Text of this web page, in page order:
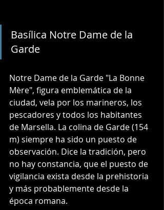
Basílica Notre Dame de la
Garde
Notre Dame de la Garde "La Bonne
Mère", figura emblemática de la
ciudad, vela por los marineros, los
pescadores y todos los habitantes
de Marsella. La colina de Garde (154
m) siempre ha sido un puesto de
observación. Dice la tradición, pero
no hay constancia, que el puesto de
vigilancia exista desde la prehistoria
y más probablemente desde la
época romana.